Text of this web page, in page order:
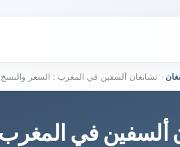
› تشانغان ألسفين في المغرب : السعر والنسخ
ألسفين في